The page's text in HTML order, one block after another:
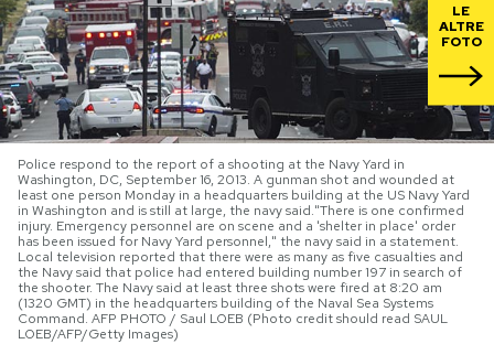
PODCAST
NEWSLETTER
I MIEI PREFERITI
SHOP
LE
ALTRE
FOTO
Police respond to the report of a shooting at the Navy Yard in
Washington, DC, September 16, 2013. A gunman shot and wounded at
least one person Monday in a headquarters building at the US Navy Yard
in Washington and is still at large, the navy said."There is one confirmed
injury. Emergency personnel are on scene and a 'shelter in place' order
has been issued for Navy Yard personnel," the navy said in a statement.
Local television reported that there were as many as five casualties and
the Navy said that police had entered building number 197 in search of
the shooter. The Navy said at least three shots were fired at 8:20 am
(1320 GMT) in the headquarters building of the Naval Sea Systems
Command. AFP PHOTO / Saul LOEB (Photo credit should read SAUL
LOEB/AFP/Getty Images)